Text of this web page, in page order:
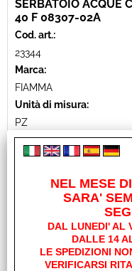
SERBATOIO ACQUE
40 F 08307-02A
Cod. art.:
23344
Marca:
FIAMMA
Unità di misura:
PZ
ROLL-TANK 40 F
comoda impugnatura e
Disponibilità:
Disponibile
€ 115,10
NEL MESE
SARA'
DAL LUNEDI' AL
DALLE 14
LE SPEDIZIONI
VERIFICARSI